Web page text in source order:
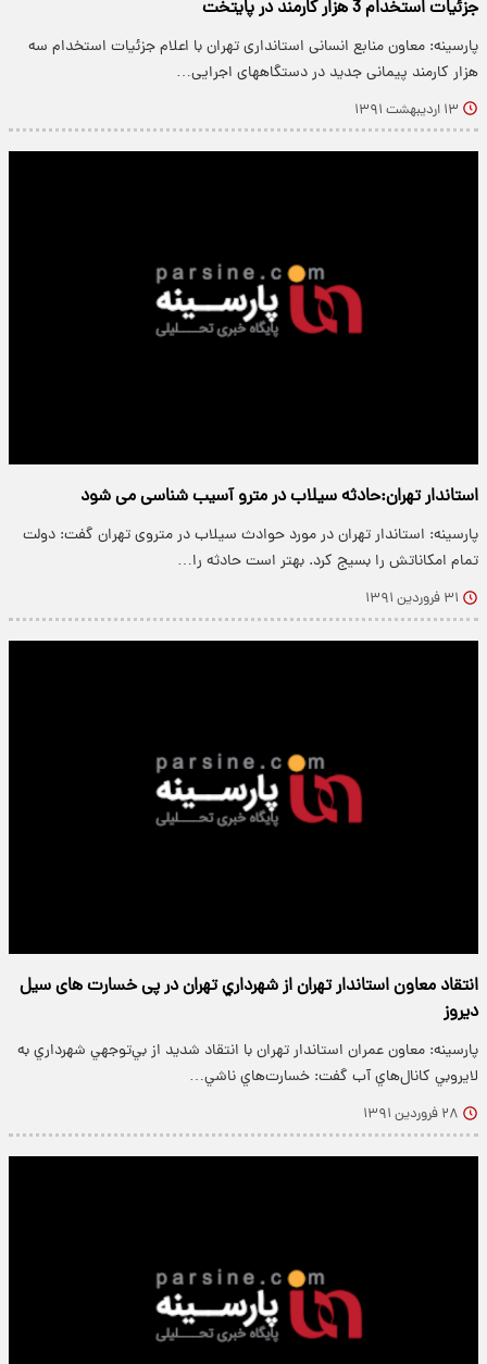
جزئیات استخدام 3 هزار کارمند در پایتخت
پارسینه: معاون منابع انسانی استانداری تهران با اعلام جزئیات استخدام سه
هزار کارمند پیمانی جدید در دستگاههای اجرایی…
۱۳ اردیبهشت ۱۳۹۱
استاندار تهران:حادثه سیلاب در مترو آسیب شناسی می شود
پارسینه: استاندار تهران در مورد حوادث سیلاب در متروی تهران گفت: دولت
تمام امکاناتش را بسیج کرد. بهتر است حادثه را…
۳۱ فروردین ۱۳۹۱
انتقاد معاون استاندار تهران از شهرداري تهران در پی خسارت های سیل
دیروز
پارسینه: معاون عمران استاندار تهران با انتقاد شديد از بي‌توجهي شهرداري به
لايروبي كانال‌هاي آب گفت: خسارت‌هاي ناشي…
۲۸ فروردین ۱۳۹۱